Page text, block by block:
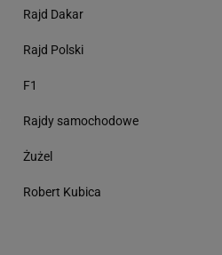
Rajd Dakar
Rajd Polski
F1
Rajdy samochodowe
Żużel
Robert Kubica